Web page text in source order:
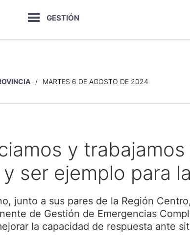
GESTIÓN
MARTES 6 DE AGOSTO DE 2024
y
ser ejemplo para
junto a sus pares de la Región
de Gestión de Emergencias
la capacidad de respuesta ante